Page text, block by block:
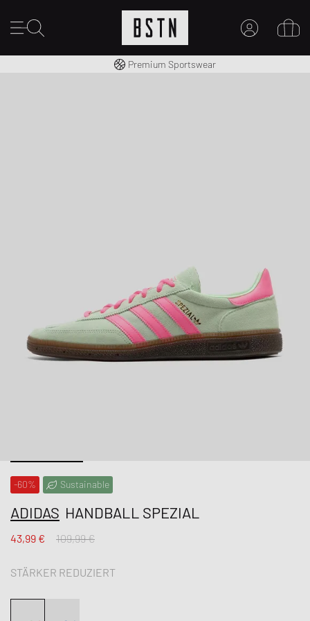
Kostenloser Versand nach DE ab € 70
Premium Sportswear
-60% Sustainable
ADIDAS HANDBALL SPEZIAL
43,99 € 109,99 €
STÄRKER REDUZIERT